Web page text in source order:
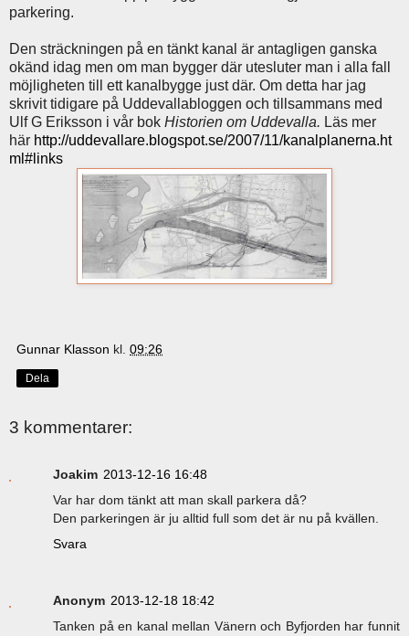
parkering.
Den sträckningen på en tänkt kanal är antagligen ganska
okänd idag men om man bygger där utesluter man i alla fall
möjligheten till ett kanalbygge just där. Om detta har jag
skrivit tidigare på Uddevallabloggen och tillsammans med
Ulf G Eriksson i vår bok Historien om Uddevalla. Läs mer
här http://uddevallare.blogspot.se/2007/11/kanalplanerna.ht
ml#links
Gunnar Klasson kl. 09:26
Dela
3 kommentarer:
Joakim 2013-12-16 16:48
Var har dom tänkt att man skall parkera då?
Den parkeringen är ju alltid full som det är nu på kvällen.
Svara
Anonym 2013-12-18 18:42
Tanken på en kanal mellan Vänern och Byfjorden har funnit